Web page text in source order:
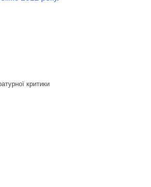
критики